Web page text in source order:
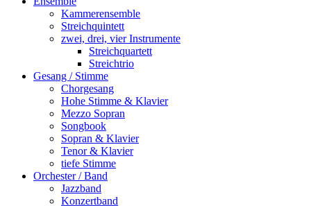
Kammerensemble
Streichquintett
zwei, drei, vier Instrumente
Streichquartett
Streichtrio
Gesang / Stimme
Chorgesang
Hohe Stimme & Klavier
Mezzo Sopran
Songbook
Sopran & Klavier
Tenor & Klavier
tiefe Stimme
Orchester / Band
Jazzband
Konzertband